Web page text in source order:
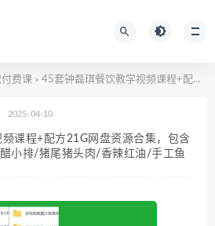
费课 > 45套钟磊琪餐饮教学视频课程+配方21G网盘资源合集，包含五香卤水/脆皮乳鸽/黑醋小排/猪尾猪头肉/香辣红油/手工鱼饼…等
2025-04-10
课程+配方21G网盘资源合集，包含
小排/猪尾猪头肉/香辣红油/手工鱼